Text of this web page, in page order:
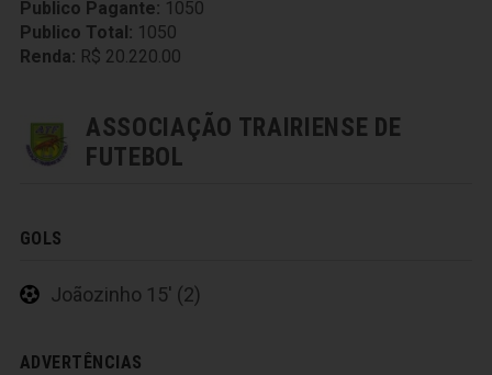
Publico Pagante: 1050
Publico Total: 1050
Renda: R$ 20.220.00
ASSOCIAÇÃO TRAIRIENSE DE
FUTEBOL
GOLS
Joãozinho 15' (2)
ADVERTÊNCIAS